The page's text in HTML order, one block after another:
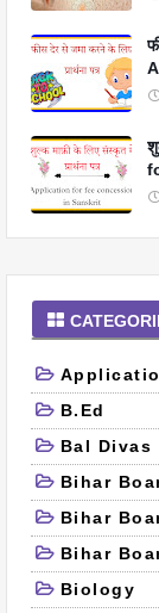
B.Ed
Bal Divas
Bihar
Bihar
Bihar
Biology